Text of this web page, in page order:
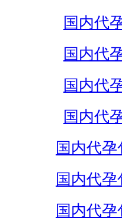
国内代
国内代
国内代
国内代
国内代
国内代
国内代